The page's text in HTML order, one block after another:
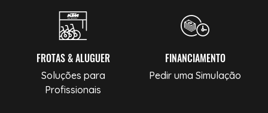
FROTAS & ALUGUER
Soluções para
Profissionais
FINANCIAMENTO
Pedir uma Simulação